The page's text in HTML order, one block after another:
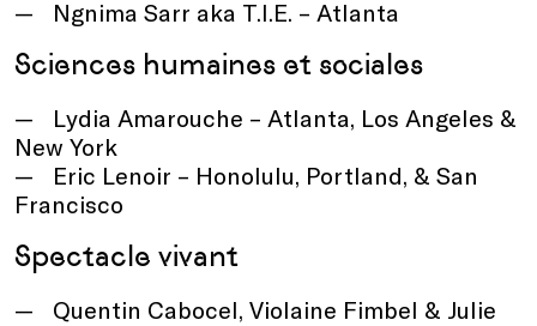
Ngnima Sarr aka T.I.E. – Atlanta
Sciences humaines et sociales
Lydia Amarouche – Atlanta, Los Angeles &
New York
Eric Lenoir – Honolulu, Portland, & San
Francisco
Spectacle vivant
Quentin Cabocel, Violaine Fimbel & Julie